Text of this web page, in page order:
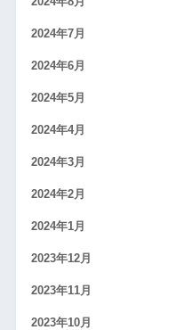
2024年7月
2024年6月
2024年5月
2024年4月
2024年3月
2024年2月
2024年1月
2023年12月
2023年11月
2023年10月